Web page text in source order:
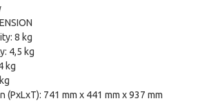
8 kg
4,5 kg
kg
(PxLxT): 741 mm x 441 mm x 937 mm